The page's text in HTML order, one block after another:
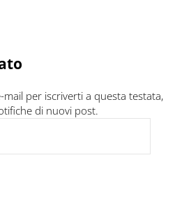
per iscriverti a questa testata,
di nuovi post.